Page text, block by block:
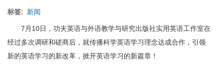
的
持
你
现
标签 新闻
7月10日，功夫英语与外语教学与研究出版社实用英语工作室在
经过多次调研和磋商后，就传播科学英语学习理念达成合作，引领
新的英语学习的新改革，掀开英语学习的新篇章！